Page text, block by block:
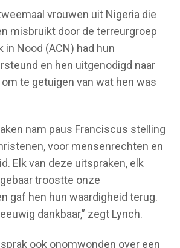
vrouwen uit Nigeria die
misbruikt door de terreurgroep
in Nood (ACN) had hun
en hen uitgenodigd naar
te getuigen van wat hen was
nam paus Franciscus stelling
voor mensenrechten en
Elk van deze uitspraken, elk
troostte onze
gaf hen hun waardigheid terug.
dankbaar,” zegt Lynch.
ook onomwonden over een